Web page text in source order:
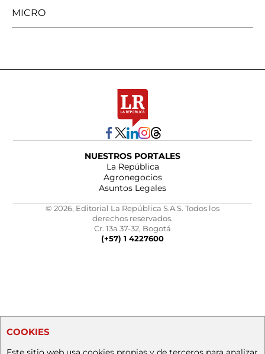
MICRO
NUESTROS PORTALES
La República
Agronegocios
Asuntos Legales
© 2026, Editorial La República S.A.S. Todos los
derechos reservados.
Cr. 13a 37-32, Bogotá
(+57) 1 4227600
COOKIES